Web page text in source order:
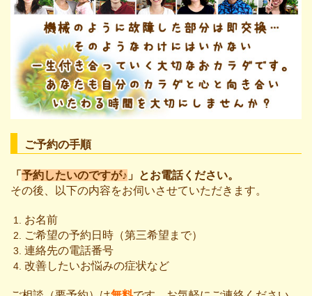
ご予約の手順
「 予約したいのですが♪ 」とお電話ください。
その後、以下の内容をお伺いさせていただきます。
お名前
ご希望の予約日時（第三希望まで）
連絡先の電話番号
改善したいお悩みの症状など